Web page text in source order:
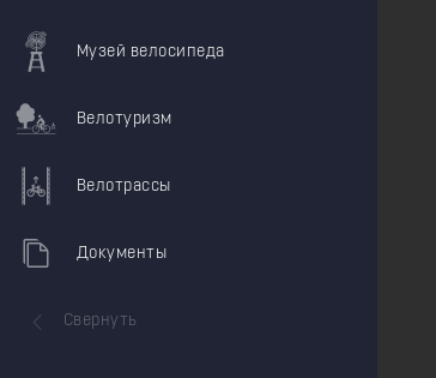
Музей велосипеда
Велотуризм
Велотрассы
Документы
Свернуть